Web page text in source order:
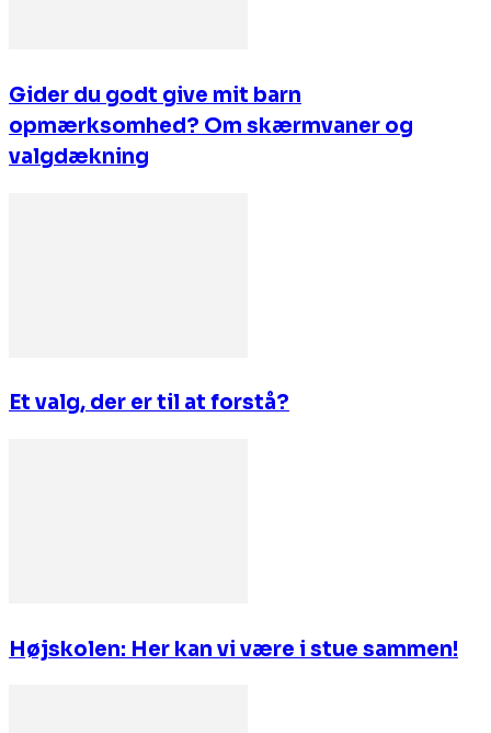
Gider du godt give mit barn
opmærksomhed? Om skærmvaner og
valgdækning
Et valg, der er til at forstå?
Højskolen: Her kan vi være i stue sammen!